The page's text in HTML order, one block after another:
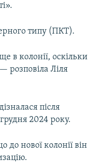
типу (ПКТ).
в колонії, оскільки
розповіла Ліля
після
2024 року.
нової колонії він